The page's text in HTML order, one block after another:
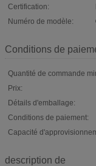
Certification:
Numéro de modèle:
Conditions de
Quantité de commande
Prix:
Détails d'emballage:
Conditions de paiement:
Capacité
description de